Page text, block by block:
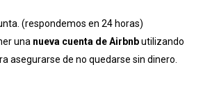
(respondemos en 24 horas)
una nueva cuenta de Airbnbutilizando
asegurarse de no quedarse sin dinero.